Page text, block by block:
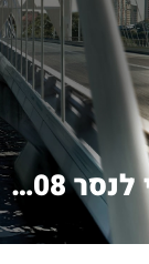
קניתי לפני חודש מיצובישי לנסר 2008, ל...